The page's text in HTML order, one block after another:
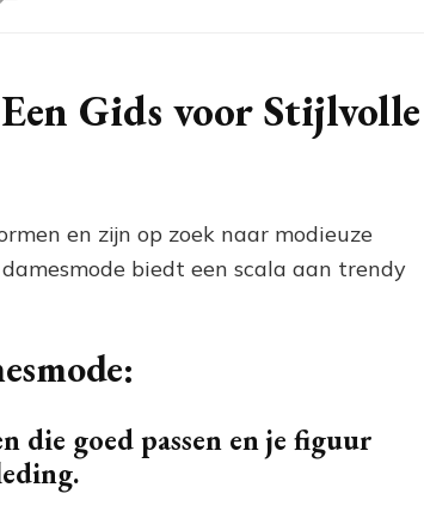
de
Maten
Damesmode
Gids voor Stijlvolle
en zijn op zoek naar modieuze
biedt een scala aan trendy
die goed passen en je figuur